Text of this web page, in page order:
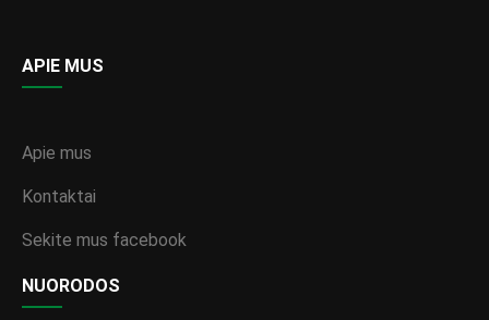
APIE MUS
Apie mus
Kontaktai
Sekite mus facebook
NUORODOS